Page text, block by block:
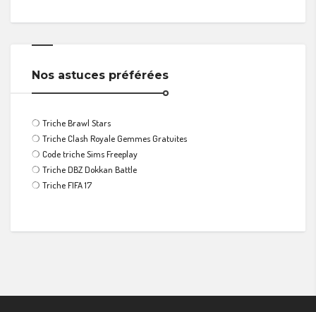
Nos astuces préférées
❍ Triche Brawl Stars
❍ Triche Clash Royale Gemmes Gratuites
❍ Code triche Sims Freeplay
❍ Triche DBZ Dokkan Battle
❍ Triche FIFA 17